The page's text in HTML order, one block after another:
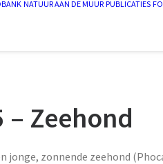
NATUUR AAN DE MUUR PUBLICATIES
– Zeehond
jonge, zonnende zeehond